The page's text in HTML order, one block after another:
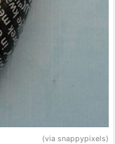
(via snappypixels)